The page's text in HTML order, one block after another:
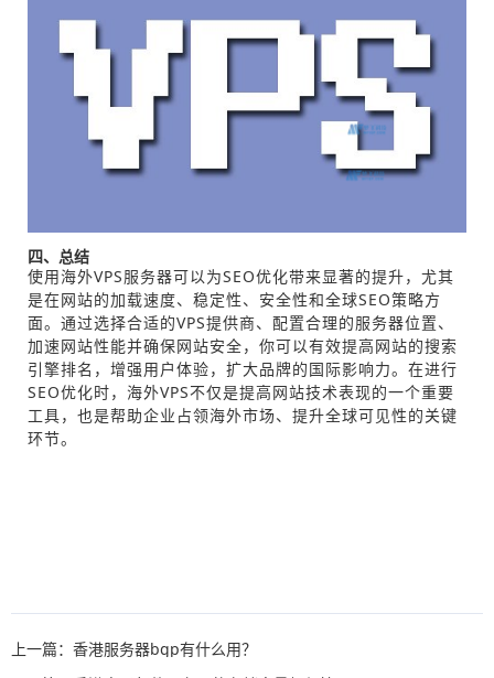
四、总结
使用海外VPS服务器可以为SEO优化带来显著的提升，尤其
是在网站的加载速度、稳定性、安全性和全球SEO策略方
面。通过选择合适的VPS提供商、配置合理的服务器位置、
加速网站性能并确保网站安全，你可以有效提高网站的搜索
引擎排名，增强用户体验，扩大品牌的国际影响力。在进行
SEO优化时，海外VPS不仅是提高网站技术表现的一个重要
工具，也是帮助企业占领海外市场、提升全球可见性的关键
环节。
上一篇：香港服务器bgp有什么用？